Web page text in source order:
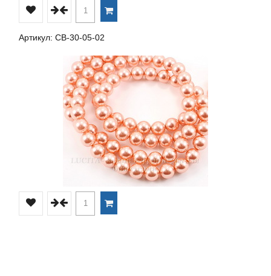
Артикул: СВ-30-05-02